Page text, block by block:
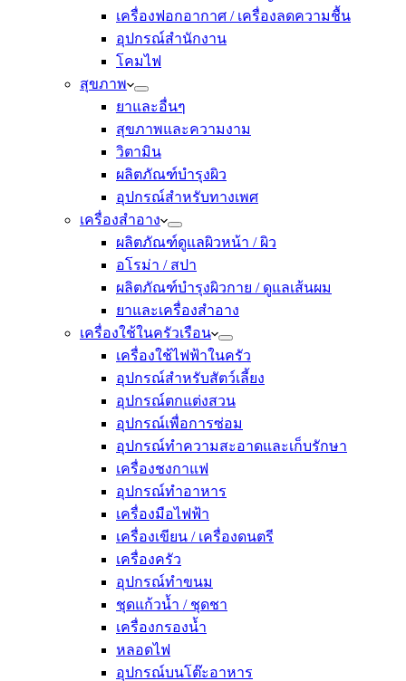
เครื่องฟอกอากาศ / เครื่องลดความชื้น
อุปกรณ์สำนักงาน
โคมไฟ
สุขภาพ
ยาและอื่นๆ
สุขภาพและความงาม
วิตามิน
ผลิตภัณฑ์บำรุงผิว
อุปกรณ์สำหรับทางเพศ
เครื่องสำอาง
ผลิตภัณฑ์ดูแลผิวหน้า / ผิว
อโรม่า / สปา
ผลิตภัณฑ์บำรุงผิวกาย / ดูแลเส้นผม
ยาและเครื่องสำอาง
เครื่องใช้ในครัวเรือน
เครื่องใช้ไฟฟ้าในครัว
อุปกรณ์สำหรับสัตว์เลี้ยง
อุปกรณ์ตกแต่งสวน
อุปกรณ์เพื่อการซ่อม
อุปกรณ์ทำความสะอาดและเก็บรักษา
เครื่องชงกาแฟ
อุปกรณ์ทำอาหาร
เครื่องมือไฟฟ้า
เครื่องเขียน / เครื่องดนตรี
เครื่องครัว
อุปกรณ์ทำขนม
ชุดแก้วน้ำ / ชุดชา
เครื่องกรองน้ำ
หลอดไฟ
อุปกรณ์บนโต๊ะอาหาร